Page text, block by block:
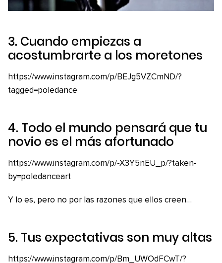
3. Cuando empiezas a
acostumbrarte a los moretones
https://www.instagram.com/p/BEJg5VZCmND/?
tagged=poledance
4. Todo el mundo pensará que tu
novio es el más afortunado
https://www.instagram.com/p/-X3Y5nEU_p/?taken-
by=poledanceart
Y lo es, pero no por las razones que ellos creen…
5. Tus expectativas son muy altas
https://www.instagram.com/p/Bm_UWOdFCwT/?